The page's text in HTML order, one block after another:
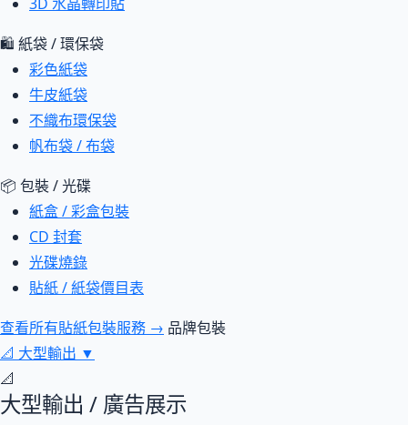
🛍 紙袋 / 環保袋
彩色紙袋
牛皮紙袋
不織布環保袋
帆布袋 / 布袋
📦 包裝 / 光碟
紙盒 / 彩盒包裝
CD 封套
光碟燒錄
貼紙 / 紙袋價目表
查看所有貼紙包裝服務 → 品牌包裝
📐 大型輸出 ▼
📐
大型輸出 / 廣告展示